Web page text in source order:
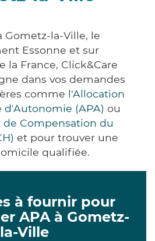
Gometz-la-Ville, le
Essonne et sur
la France, Click&Care
dans vos demandes
comme l'Allocation
d'Autonomie (APA) ou
de Compensation du
et pour trouver une
qualifiée.
à fournir pour
APA à Gometz-
la-Ville